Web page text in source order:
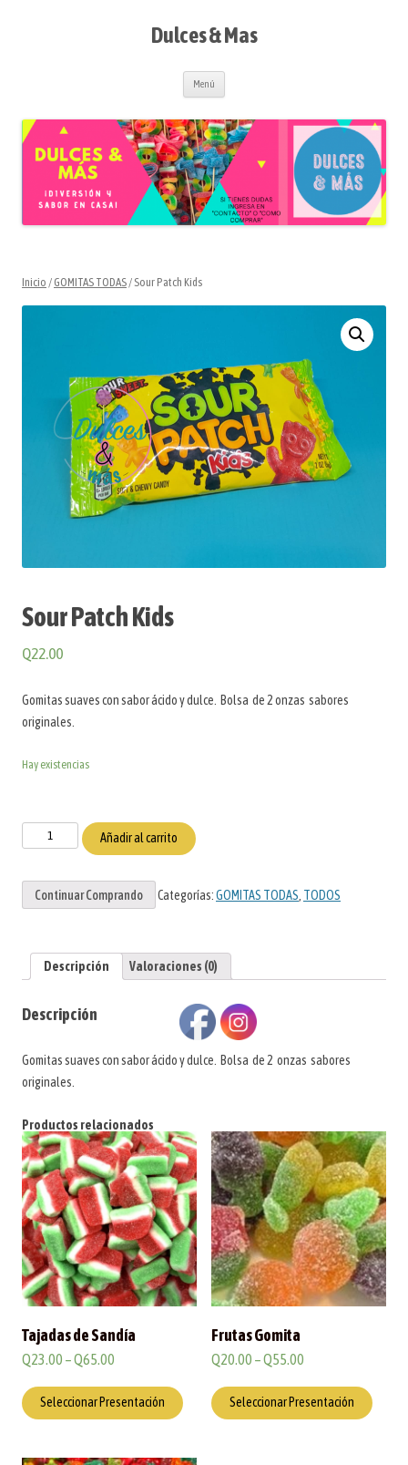
Dulces & Mas
Menú
Inicio / GOMITAS TODAS/ Sour Patch Kids
Sour Patch Kids
Q22.00
Gomitas suaves con sabor ácido y dulce. Bolsa de 2 onzas sabores
originales.
Hay existencias
cantidad
Añadir al carrito
Continuar Comprando Categorías:GOMITAS TODAS TODOS
Descripción Valoraciones (0)
Descripción
Gomitas suaves con sabor ácido y dulce. Bolsa de 2 onzas sabores
originales.
Productos relacionados
Tajadas de Sandía
Q23.00 –Q65.00
Seleccionar Presentación
Frutas Gomita
Q20.00 –Q55.00
Seleccionar Presentación